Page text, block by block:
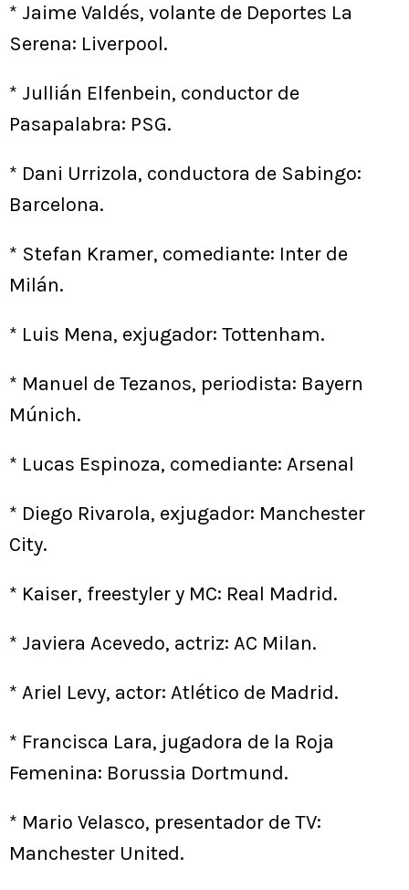
* Jaime Valdés, volante de Deportes La
Serena: Liverpool.
* Jullián Elfenbein, conductor de
Pasapalabra: PSG.
* Dani Urrizola, conductora de Sabingo:
Barcelona.
* Stefan Kramer, comediante: Inter de
Milán.
* Luis Mena, exjugador: Tottenham.
* Manuel de Tezanos, periodista: Bayern
Múnich.
* Lucas Espinoza, comediante: Arsenal
* Diego Rivarola, exjugador: Manchester
City.
* Kaiser, freestyler y MC: Real Madrid.
* Javiera Acevedo, actriz: AC Milan.
* Ariel Levy, actor: Atlético de Madrid.
* Francisca Lara, jugadora de la Roja
Femenina: Borussia Dortmund.
* Mario Velasco, presentador de TV:
Manchester United.